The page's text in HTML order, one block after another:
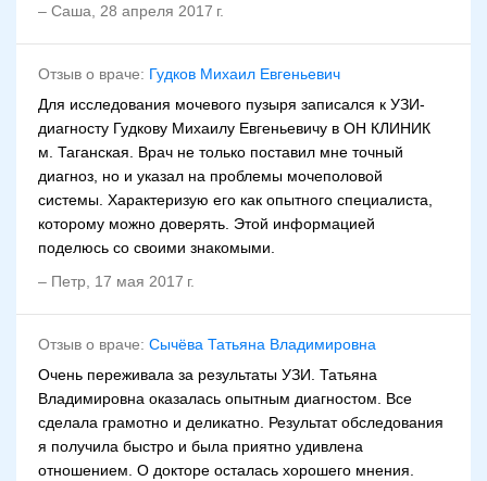
– Саша, 28 апреля 2017 г.
Отзыв о враче: Гудков Михаил Евгеньевич
Для исследования мочевого пузыря записался к УЗИ-
диагносту Гудкову Михаилу Евгеньевичу в ОН КЛИНИК
м. Таганская. Врач не только поставил мне точный
диагноз, но и указал на проблемы мочеполовой
системы. Характеризую его как опытного специалиста,
которому можно доверять. Этой информацией
поделюсь со своими знакомыми.
– Петр, 17 мая 2017 г.
Отзыв о враче: Сычёва Татьяна Владимировна
Очень переживала за результаты УЗИ. Татьяна
Владимировна оказалась опытным диагностом. Все
сделала грамотно и деликатно. Результат обследования
я получила быстро и была приятно удивлена
отношением. О докторе осталась хорошего мнения.